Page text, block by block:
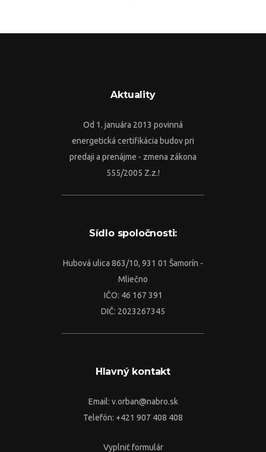
Aktuality
Od 1. januára 2013 povinná
energetická certifikácia budov pri
predaji a prenájme - zmena zákona
555/2005 Z.z.!
Sídlo spoločnosti:
Hubová ulica 863/10, 931 01 Šamorín -
Mliečno
IČO: 46 167 391
DIČ: 2023267345
Hlavný kontakt
Email: v.orban@nabro.sk
Telefón: +421 907 408 408
Vyplniť formulár